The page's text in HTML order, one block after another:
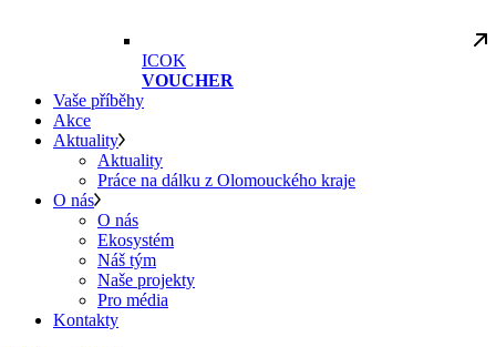
ICOK
VOUCHER
Vaše příběhy
Akce
Aktuality
Aktuality
Práce na dálku z Olomouckého kraje
O nás
O nás
Ekosystém
Náš tým
Naše projekty
Pro média
Kontakty